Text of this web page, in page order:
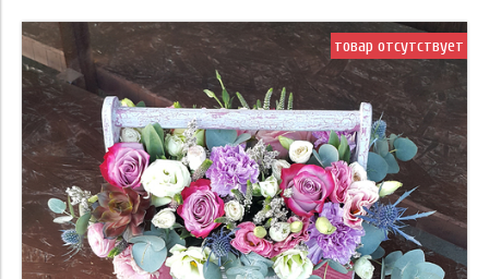
товар отсутствует